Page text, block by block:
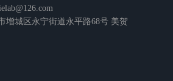
城区永宁街道永平路68号 美贺